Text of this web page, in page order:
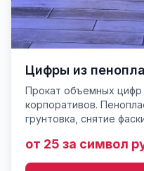
Цифры из
Прокат объемных цифр
корпоративов.
грунтовка, снятие
начинаются от 50 см. ...
от 25 за символ